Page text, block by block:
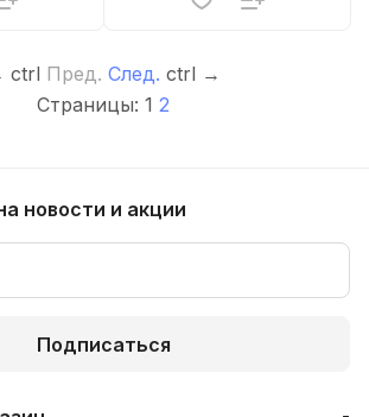
ctrl Пред. След. ctrl →
Страницы: 1 2
новости и акции
Подписаться